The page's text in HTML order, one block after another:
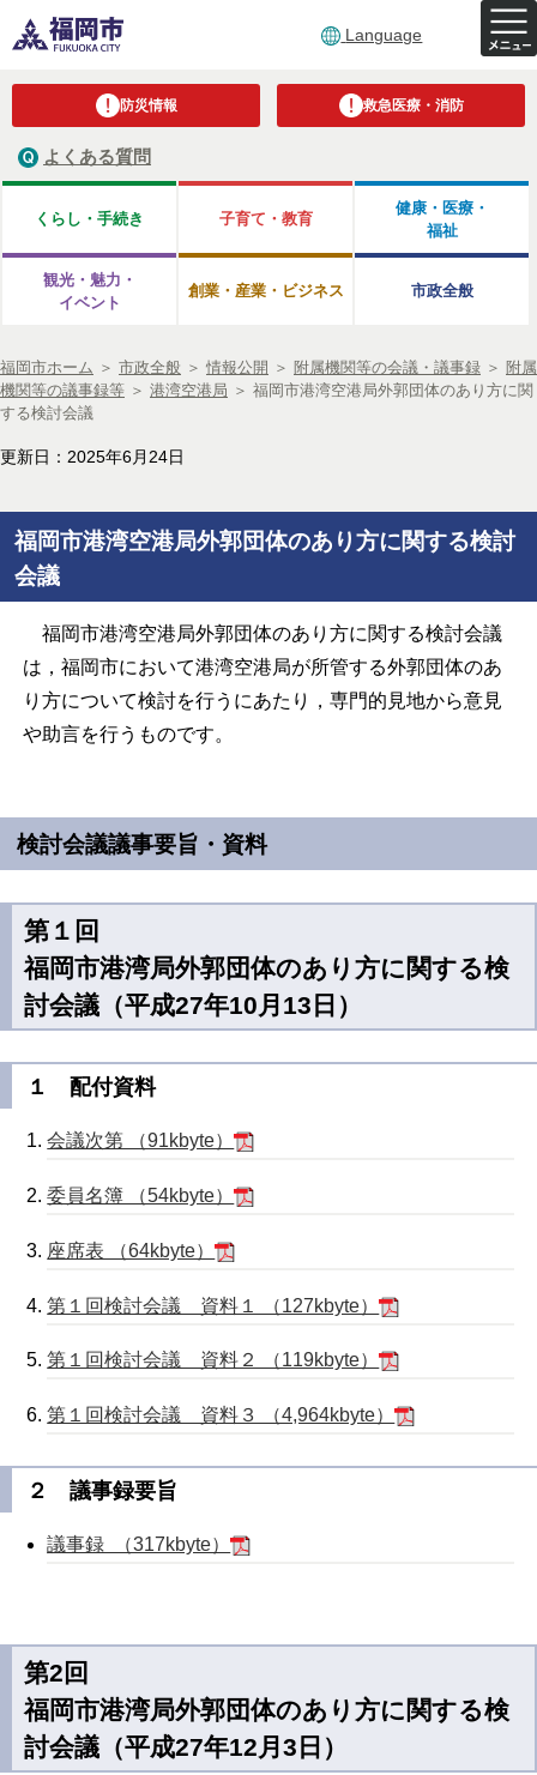
Language
防災情報 救急医療・消防
よくある質問
くらし・手続き 子育て・教育
健康・医療・
福祉
観光・魅力・
イベント
創業・産業・ビジネス 市政全般
福岡市ホーム ＞ 市政全般 ＞ 情報公開 ＞ 附属機関等の会議・議事録 ＞ 附属
機関等の議事録等 ＞ 港湾空港局 ＞ 福岡市港湾空港局外郭団体のあり方に関
する検討会議
更新日：2025年6月24日
福岡市港湾空港局外郭団体のあり方に関する検討
会議
福岡市港湾空港局外郭団体のあり方に関する検討会議
は，福岡市において港湾空港局が所管する外郭団体のあ
り方について検討を行うにあたり，専門的見地から意見
や助言を行うものです。
検討会議議事要旨・資料
第１回
福岡市港湾局外郭団体のあり方に関する検
討会議（平成27年10月13日）
１ 配付資料
会議次第 （91kbyte）
委員名簿 （54kbyte）
座席表 （64kbyte）
第１回検討会議 資料１ （127kbyte）
第１回検討会議 資料２ （119kbyte）
第１回検討会議 資料３ （4,964kbyte）
２ 議事録要旨
議事録 （317kbyte）
第2回
福岡市港湾局外郭団体のあり方に関する検
討会議（平成27年12月3日）